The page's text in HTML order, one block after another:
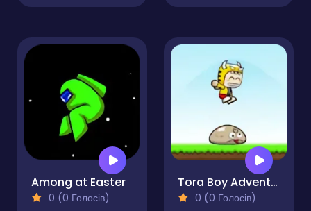
Among at Easter
0 (0 Голосів)
Tora Boy Adventure
0 (0 Голосів)